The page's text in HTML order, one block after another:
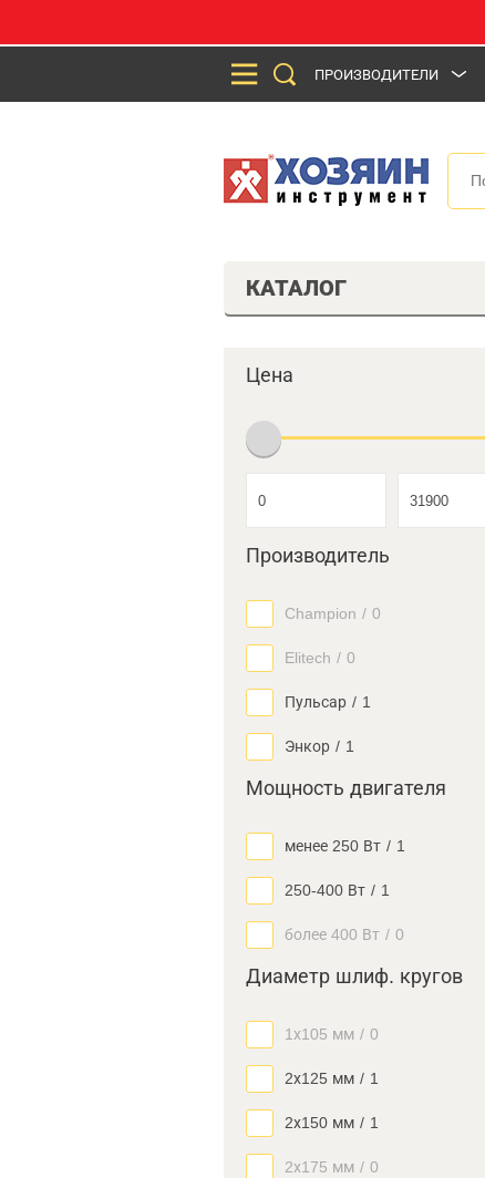
ПРОИЗВОДИТЕЛИ
КАТАЛОГ
Цена
Производитель
Champion / 0
Elitech / 0
Пульсар / 1
Энкор / 1
Мощность двигателя
менее 250 Вт / 1
250-400 Вт / 1
более 400 Вт / 0
Диаметр шлиф. кругов
1х105 мм / 0
2х125 мм / 1
2х150 мм / 1
2х175 мм / 0